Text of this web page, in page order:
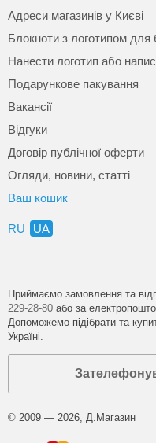
Адреси магазинів у Києві
Блокноти з логотипом для
Нанести логотип або напис
Подарункове пакування
Вакансії
Відгуки
Договір публічної оферти
Огляди, новини, статті
Ваш кошик
RU UA
Приймаємо замовлення та
229-28-80 або за
Допоможемо підібрати та
Україні.
© 2009 — 2026, Д.Магазин